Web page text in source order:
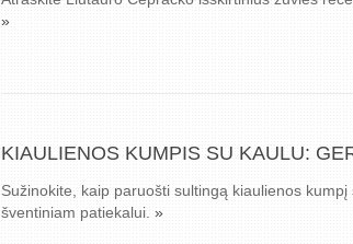
»
KIAULIENOS KUMPIS SU KAULU:
Sužinokite, kaip paruošti sultingą kiaulienos
šventiniam patiekalui. »